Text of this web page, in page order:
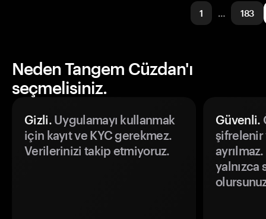
1 … 183
Neden Tangem Cüzdan'ı
seçmelisiniz.
Gizli.Uygulamayı kullanmak
için kayıt ve KYC gerekmez.
Verilerinizi takip etmiyoruz.
Güvenli.
şifrelenir
yalnızca